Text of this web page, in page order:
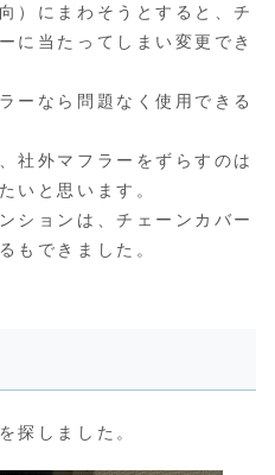
）にまわそうとすると、チ
に当たってしまい変更でき
ーなら問題なく使用できる
社外マフラーをずらすのは
いと思います。
ションは、チェーンカバー
もできました。
探しました。